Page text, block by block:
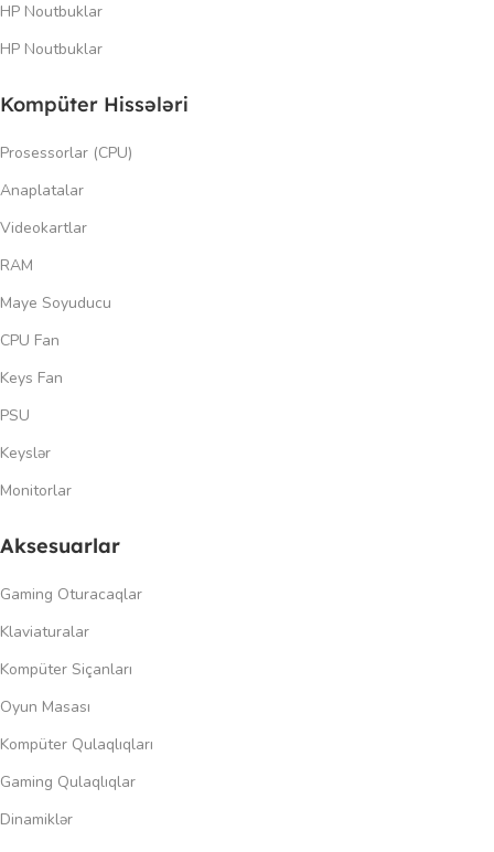
HP Noutbuklar
HP Noutbuklar
Kompüter Hissələri
Prosessorlar (CPU)
Anaplatalar
Videokartlar
RAM
Maye Soyuducu
CPU Fan
Keys Fan
PSU
Keyslər
Monitorlar
Aksesuarlar
Gaming Oturacaqlar
Klaviaturalar
Kompüter Siçanları
Oyun Masası
Kompüter Qulaqlıqları
Gaming Qulaqlıqlar
Dinamiklər